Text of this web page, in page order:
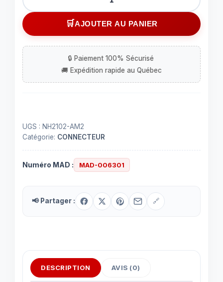
de
Connecteur
DC
0.75
mm
AJOUTER AU PANIER
UGS : NH2102-AM2
Catégorie: CONNECTEUR
Numéro MAD : MAD-006301
📢 Partager : 🔗
DESCRIPTION AVIS (0)